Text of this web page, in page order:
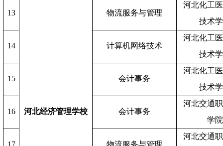
13
河北经济管理学校
物流服务与管理
河北化工
技术
14 计算机网络技术
河北化工
技术
15 会计事务
河北化工
技术
16 会计事务
河北交通
学院
河北交通